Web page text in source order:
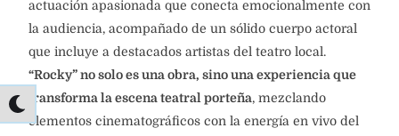
actuación apasionada que conecta emocionalmente con
la audiencia, acompañado de un sólido cuerpo actoral
que incluye a destacados artistas del teatro local.
“Rocky” no solo es una obra, sino una experiencia que
transforma la escena teatral porteña, mezclando
elementos cinematográficos con la energía en vivo del